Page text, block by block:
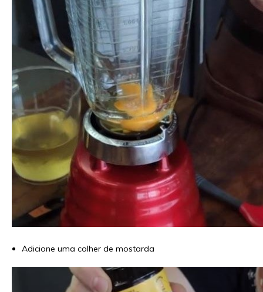
Adicione uma colher de mostarda